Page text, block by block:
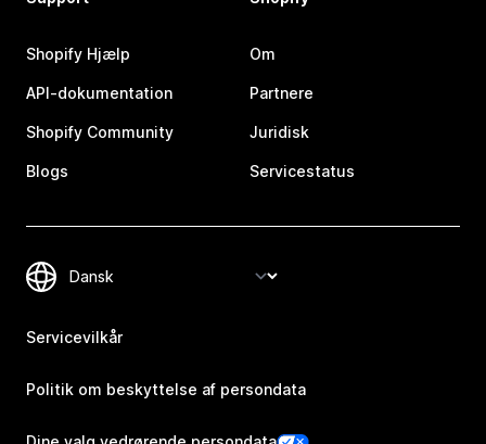
Shopify Hjælp
API-dokumentation
Shopify Community
Blogs
Om
Partnere
Juridisk
Servicestatus
Servicevilkår
Politik om beskyttelse af persondata